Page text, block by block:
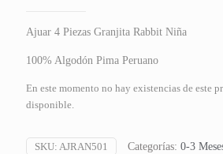
Ajuar 4 Piezas Granjita Rabbit Niña
100% Algodón Pima Peruano
En este momento no hay existencias de este
disponible.
SKU: AJRAN501 Categorías: 0-3